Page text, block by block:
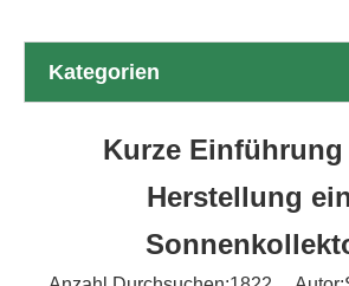
Kategorien
Kurze
Herstellung